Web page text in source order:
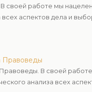
своей работе мы
аспектов дела и
Правоведы
В своей
анализа всех